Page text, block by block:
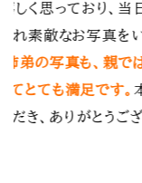
てもらえてとても
わも人数分用意し
たです。お宮参り
たが、 撮影費用も